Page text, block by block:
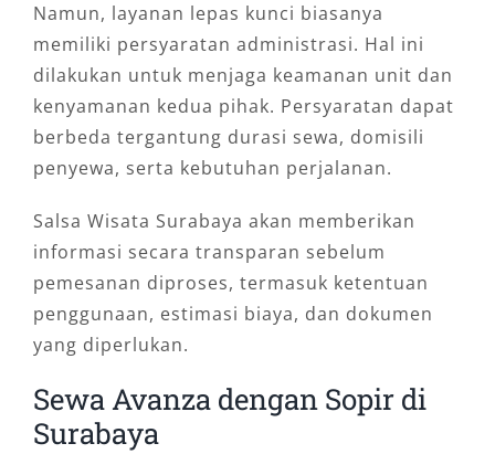
Namun, layanan lepas kunci biasanya
memiliki persyaratan administrasi. Hal ini
dilakukan untuk menjaga keamanan unit dan
kenyamanan kedua pihak. Persyaratan dapat
berbeda tergantung durasi sewa, domisili
penyewa, serta kebutuhan perjalanan.
Salsa Wisata Surabaya akan memberikan
informasi secara transparan sebelum
pemesanan diproses, termasuk ketentuan
penggunaan, estimasi biaya, dan dokumen
yang diperlukan.
Sewa Avanza dengan Sopir di
Surabaya